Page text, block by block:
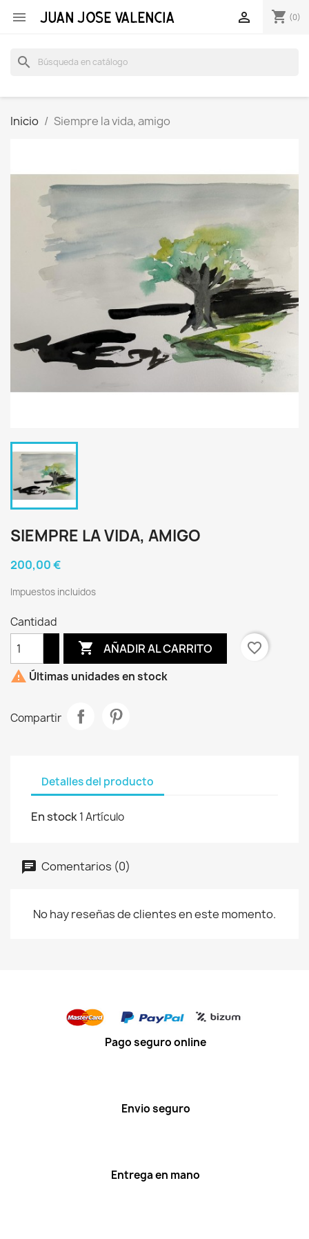
 shopping_cart (0)

search
Inicio Siempre la vida, amigo
SIEMPRE LA VIDA, AMIGO
200,00 €
Impuestos incluidos
Cantidad
 AÑADIR AL CARRITO
favorite_border
 Últimas unidades en stock
Compartir
Detalles del producto
En stock1 Artículo
Comentarios (0)
No hay reseñas de clientes en este momento.
Pago seguro online
Envio seguro
Entrega en mano